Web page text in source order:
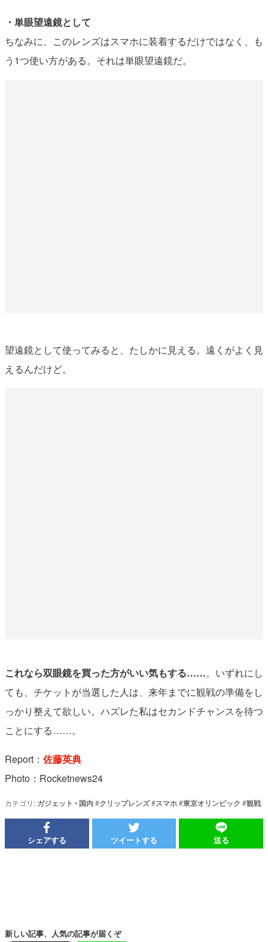
・単眼望遠鏡として
ちなみに、このレンズはスマホに装着するだけではなく、も
う1つ使い方がある。それは単眼望遠鏡だ。
望遠鏡として使ってみると、たしかに見える。遠くがよく見
えるんだけど。
これなら双眼鏡を買った方がいい気もする……。いずれにし
ても、チケットが当選した人は、来年までに観戦の準備をし
っかり整えて欲しい。ハズレた私はセカンドチャンスを待つ
ことにする……。
Report： 佐藤英典
Photo：Rocketnews24
カテゴリ: ガジェット • 国内#クリップレンズ#スマホ#東京オリンピック #観戦
シェアする ツイートする 送る
新しい記事、人気の記事が届くぞ